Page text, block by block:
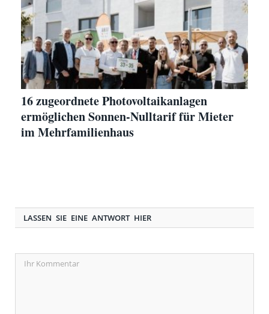
16 zugeordnete Photovoltaikanlagen
ermöglichen Sonnen-Nulltarif für Mieter
im Mehrfamilienhaus
LASSEN SIE EINE ANTWORT HIER